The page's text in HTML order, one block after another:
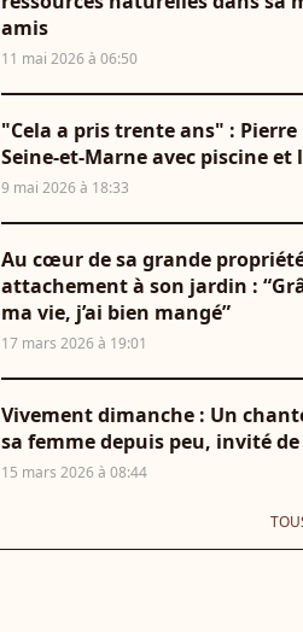
amis
11 mai 2026 à 06:50
"Cela a pris trente ans" :
Seine-et-Marne avec piscine
9 mai 2026 à 18:33
Au cœur de sa grande
attachement à son jardin :
ma vie, j’ai bien mangé”
17 mars 2026 à 19:01
Vivement dimanche : Un
sa femme depuis peu, invité
15 mars 2026 à 08:44